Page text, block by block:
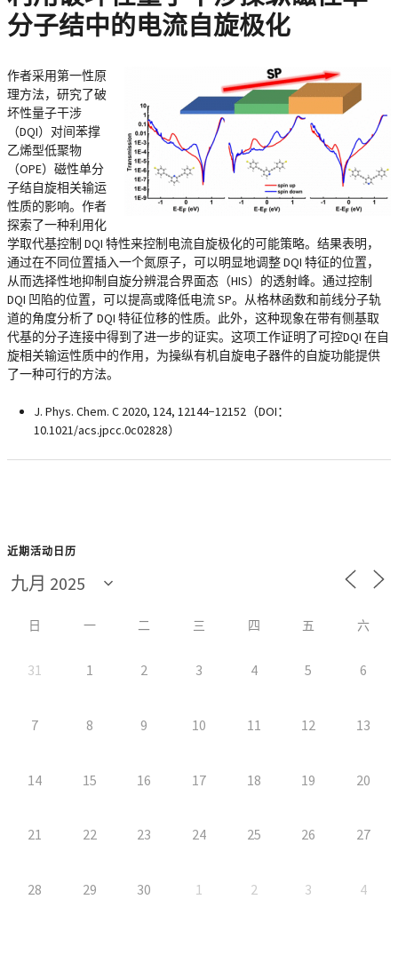
分子结中的电流自旋极化
作者采用第一性原
理方法，研究了破
坏性量子干涉
（DQI）对间苯撑
乙烯型低聚物
（OPE）磁性单分
子结自旋相关输运
性质的影响。作者
探索了一种利用化
学取代基控制 DQI 特性来控制电流自旋极化的可能策略。结果表明，
通过在不同位置插入一个氮原子，可以明显地调整 DQI 特征的位置，
从而选择性地抑制自旋分辨混合界面态（HIS）的透射峰。通过控制
DQI 凹陷的位置，可以提高或降低电流 SP。从格林函数和前线分子轨
道的角度分析了 DQI 特征位移的性质。此外，这种现象在带有侧基取
代基的分子连接中得到了进一步的证实。这项工作证明了可控DQI 在自
旋相关输运性质中的作用，为操纵有机自旋电子器件的自旋功能提供
了一种可行的方法。
J. Phys. Chem. C 2020, 124, 12144−12152（DOI：
10.1021/acs.jpcc.0c02828）
近期活动日历
日 一 二 三 四 五 六
31 1 2 3 4 5 6
7 8 9 10 11 12 13
14 15 16 17 18 19 20
21 22 23 24 25 26 27
28 29 30 1 2 3 4